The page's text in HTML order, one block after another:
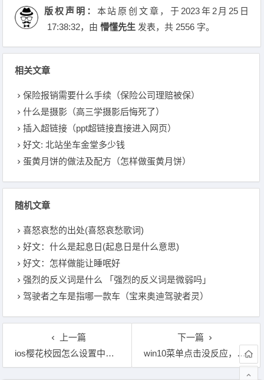
版权声明： 本站原创文章，于2023年2月25日
17:38:32，由懵懂先生 发表，共 2556 字。
相关文章
保险报销需要什么手续（保险公司理赔被保）
什么是摄影（高三学摄影后悔死了）
插入超链接（ppt超链接直接进入网页）
好文: 北站坐车金堂多少钱
蛋黄月饼的做法及配方（怎样做蛋黄月饼）
随机文章
喜怒哀愁的出处(喜怒哀愁歌词)
好文：什么是起息日(起息日是什么意思)
好文：怎样做能让睡呡好
强烈的反义词是什么 「强烈的反义词是微弱吗」
驾驶者之车是指哪一款车（宝来奥迪驾驶者灵）
上一篇
ios樱花校园怎么设置中文，樱花校园模拟器最新版中文
下一篇
win10菜单点击没反应，win10开始菜单键按了没反应